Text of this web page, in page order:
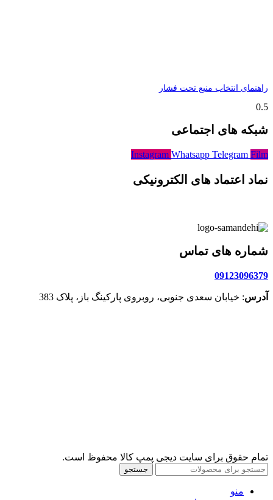
راهنمای انتخاب منبع تحت فشار
شبکه های اجتماعی
Instagram Whatsapp Telegram Film
نماد اعتماد های الکترونیکی
شماره های تماس
09123096379
آدرس: خیابان سعدی جنوبی، روبروی پارکینگ باز، پلاک 383
تمام حقوق برای سایت دیجی پمپ کالا محفوظ است.
جستجو
منو